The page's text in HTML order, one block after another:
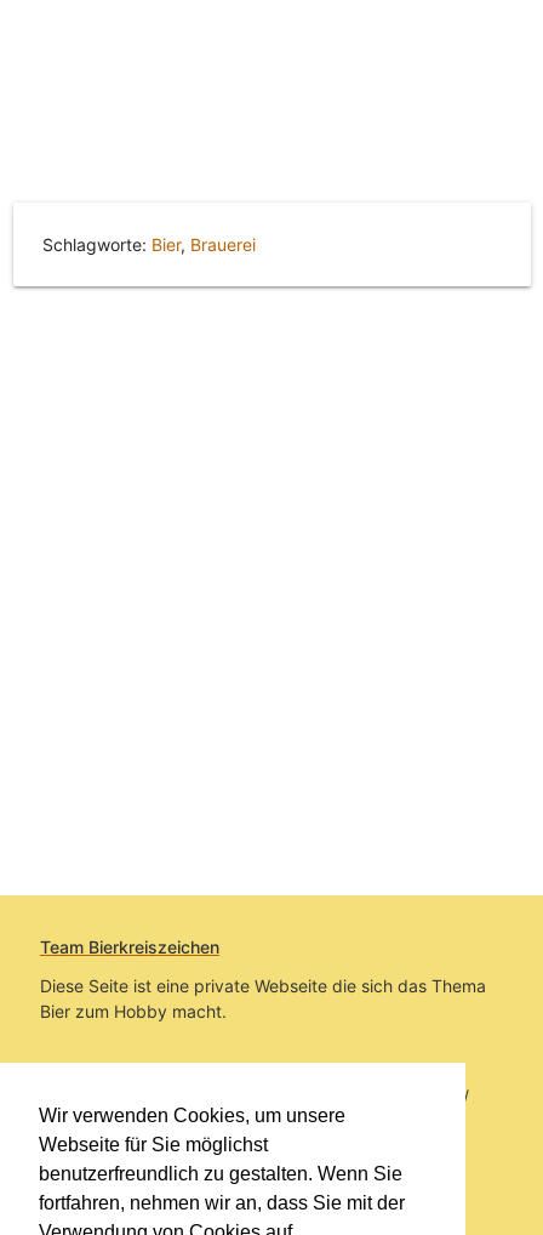
Wir verwenden Cookies, um unsere
Webseite für Sie möglichst
benutzerfreundlich zu gestalten. Wenn Sie
fortfahren, nehmen wir an, dass Sie mit der
Schlagworte: Bier, Brauerei
Team Bierkreiszeichen
Diese Seite ist eine private Webseite die sich das Thema
Bier zum Hobby macht.
Sie befinden sich auf https://www.bierkreiszeichen.at/
im Pfad:Übers Bier/Biersorten
Erstellt: 2018-02-05